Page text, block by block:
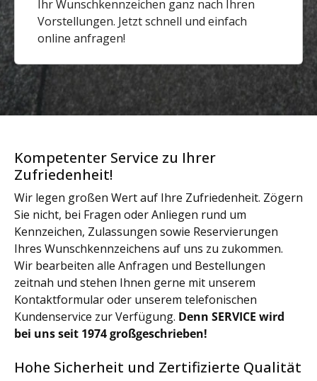
Ihr Wunschkennzeichen ganz nach Ihren
Vorstellungen. Jetzt schnell und einfach
online anfragen!
Kompetenter Service zu Ihrer
Zufriedenheit!
Wir legen großen Wert auf Ihre Zufriedenheit. Zögern
Sie nicht, bei Fragen oder Anliegen rund um
Kennzeichen, Zulassungen sowie Reservierungen
Ihres Wunschkennzeichens auf uns zu zukommen.
Wir bearbeiten alle Anfragen und Bestellungen
zeitnah und stehen Ihnen gerne mit unserem
Kontaktformular oder unserem telefonischen
Kundenservice zur Verfügung. Denn SERVICE wird
bei uns seit 1974 großgeschrieben!
Hohe Sicherheit und Zertifizierte Qualität